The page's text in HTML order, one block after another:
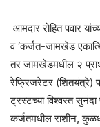
आमदार रोहित पवार
व ‘कर्जत-जामखेड
तर जामखेडमधील २
रेफ्रिजरेटर (शितयंत्रे)
ट्रस्टच्या विश्वस्त सुनंदा
कर्जतमधील राशीन,